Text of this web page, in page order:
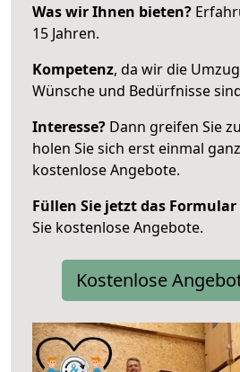
Was wir Ihnen bieten?
15 Jahren.
Kompetenz, da wir die
Wünsche und Bedürfnisse
Interesse? Dann greifen Sie
holen Sie sich erst einmal
kostenlose Angebote.
Füllen Sie jetzt das Formular
Sie kostenlose Angebote.
Kostenlose